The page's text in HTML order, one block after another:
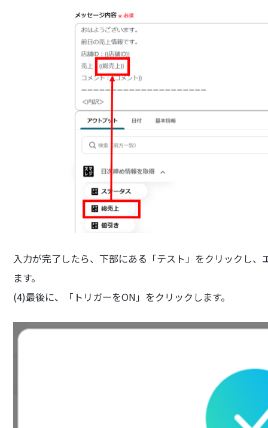
入力が完了したら、下部にある「テスト」をクリックし
ます。
(4)最後に、「トリガーをON」をクリックします。